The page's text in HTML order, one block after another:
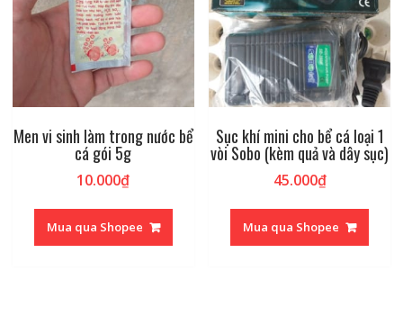
Men vi sinh làm trong nước bể
cá gói 5g
10.000₫
Mua qua Shopee
Sục khí mini cho bể cá loại 1
vòi Sobo (kèm quả và dây sục)
45.000₫
Mua qua Shopee